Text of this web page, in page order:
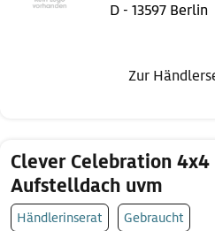
D - 13597 Berlin
Zur
Clever Celebration
Aufstelldach uvm
Händlerinserat Gebraucht